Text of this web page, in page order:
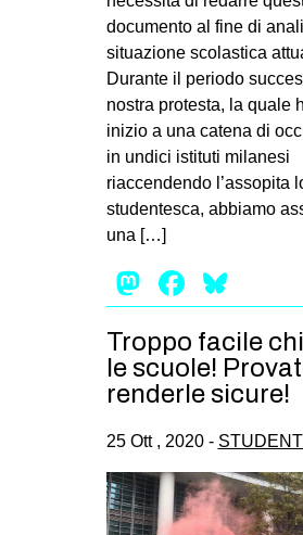
SPORT
MOVIMENTI
AMBIENTE
ANTIFASCISMO
DIRITTO
PRECARIATO
REPRESSIONE
STUDENTI
ARTE
CINEMA
MANIFESTI
documento al fine di
situazione scolastica
Durante il periodo
nostra protesta, la quale
inizio a una catena di
in undici istituti milanesi
riaccendendo l’assopita
studentesca, abbiamo
una […]
Mastodon
Troppo facile
le scuole!
renderle sicure!
25 Ott , 2020 - STUDENTI